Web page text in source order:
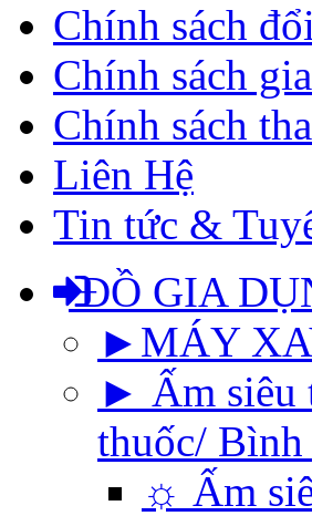
Chính sách
Chính sách
Chính sách
Liên Hệ
Tin tức &
ĐỒ GIA
►MÁY
► Ấm siêu
thuốc/
☼ Ấm